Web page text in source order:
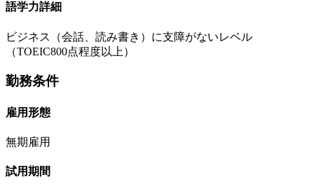
語学力詳細
ビジネス（会話、読み書き）に支障がないレベル
（TOEIC800点程度以上）
勤務条件
雇用形態
無期雇用
試用期間